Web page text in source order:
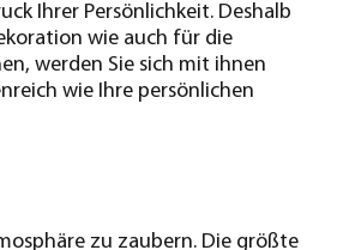
Ihrer Persönlichkeit. Deshalb
wie auch für die
werden Sie sich mit ihnen
wie Ihre persönlichen
zu zaubern. Die größte